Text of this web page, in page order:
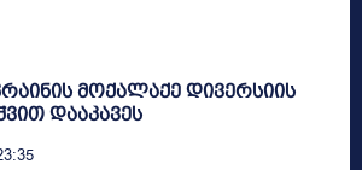
მოქალაქე დივერსიის
დააკავეს